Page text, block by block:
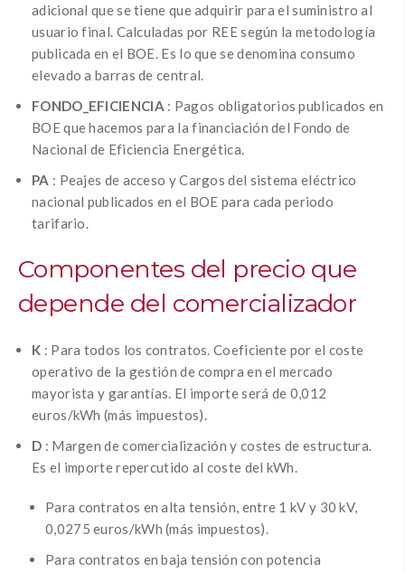
adicional que se tiene que adquirir para el suministro al
usuario final. Calculadas por REE según la metodología
publicada en el BOE. Es lo que se denomina consumo
elevado a barras de central.
FONDO_EFICIENCIA : Pagos obligatorios publicados en
BOE que hacemos para la financiación del Fondo de
Nacional de Eficiencia Energética.
PA : Peajes de acceso y Cargos del sistema eléctrico
nacional publicados en el BOE para cada periodo
tarifario.
Componentes del precio que
depende del comercializador
K : Para todos los contratos.Coeficiente por el coste
operativo de la gestión de compra en el mercado
mayorista y garantías. El importe será de 0,012
euros/kWh (más impuestos).
D : Margen de comercialización y costes de estructura.
Es el importe repercutido al coste del kWh.
Para contratos en alta tensión, entre 1 kV y 30 kV,
0,0275 euros/kWh (más impuestos).
Para contratos en baja tensión con potencia